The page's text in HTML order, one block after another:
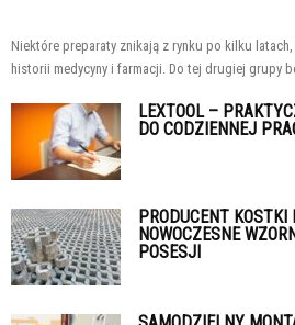
Niektóre preparaty znikają z rynku po kilku
historii medycyny i farmacji. Do tej drugiej grupy
LEXTOOL –
DO CODZIENNEJ
PRODUCENT
NOWOCZESNE
POSESJI